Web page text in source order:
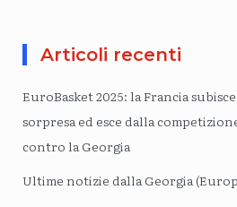
Articoli recenti
EuroBasket 2025: la Francia
sorpresa ed esce dalla
contro la Georgia
Ultime notizie dalla Georgia